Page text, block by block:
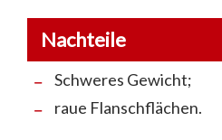
Nachteile
Schweres Gewicht;
raue Flanschflächen.